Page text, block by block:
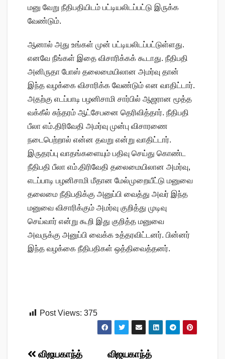
மனு வேறு நீதிபதியிடம் பட்டியலிடப்பட்டு இருக்க
வேண்டும்.
ஆனால் அது உங்கள் முன் பட்டியலிடப்பட்டுள்ளது.
எனவே நீங்கள் இதை விசாரிக்கக் கூடாது. நீதிபதி
அனிருதா போஸ் தலைமையிலான அமர்வு தான்
இந்த வழக்கை விசாரிக்க வேண்டும் என வாதிட்டார்.
அதற்கு எடப்பாடி பழனிசாமி சார்பில் ஆஜரான மூத்த
வக்கீல் சுந்தரம் ஆட்சேபனை தெரிவித்தார். நீதிபதி
பீலா எம்.திரிவேதி அமர்வு முன்பு விசாரணை
நடைபெற்றால் என்ன தவறு என்று வாதிட்டார்.
இருதரப்பு வாதங்களையும் பதிவு செய்து கொண்ட
நீதிபதி பீலா எம்.திரிவேதி தலைமையிலான அமர்வு,
எடப்பாடி பழனிசாமி மீதான மேல்முறையீட்டு மனுவை
தலைமை நீதிபதிக்கு அனுப்பி வைத்து அவர் இந்த
மனுவை விசாரிக்கும் அமர்வு குறித்து முடிவு
செய்வார் என்று கூறி இது குறித்த மனுவை
அவருக்கு அனுப்பி வைக்க உத்தரவிட்டனர். பின்னர்
இந்த வழக்கை நீதிபதிகள் ஒத்திவைத்தனர்.
Post Views: 375
விஜயகாந்த்
விஜயகாந்த்